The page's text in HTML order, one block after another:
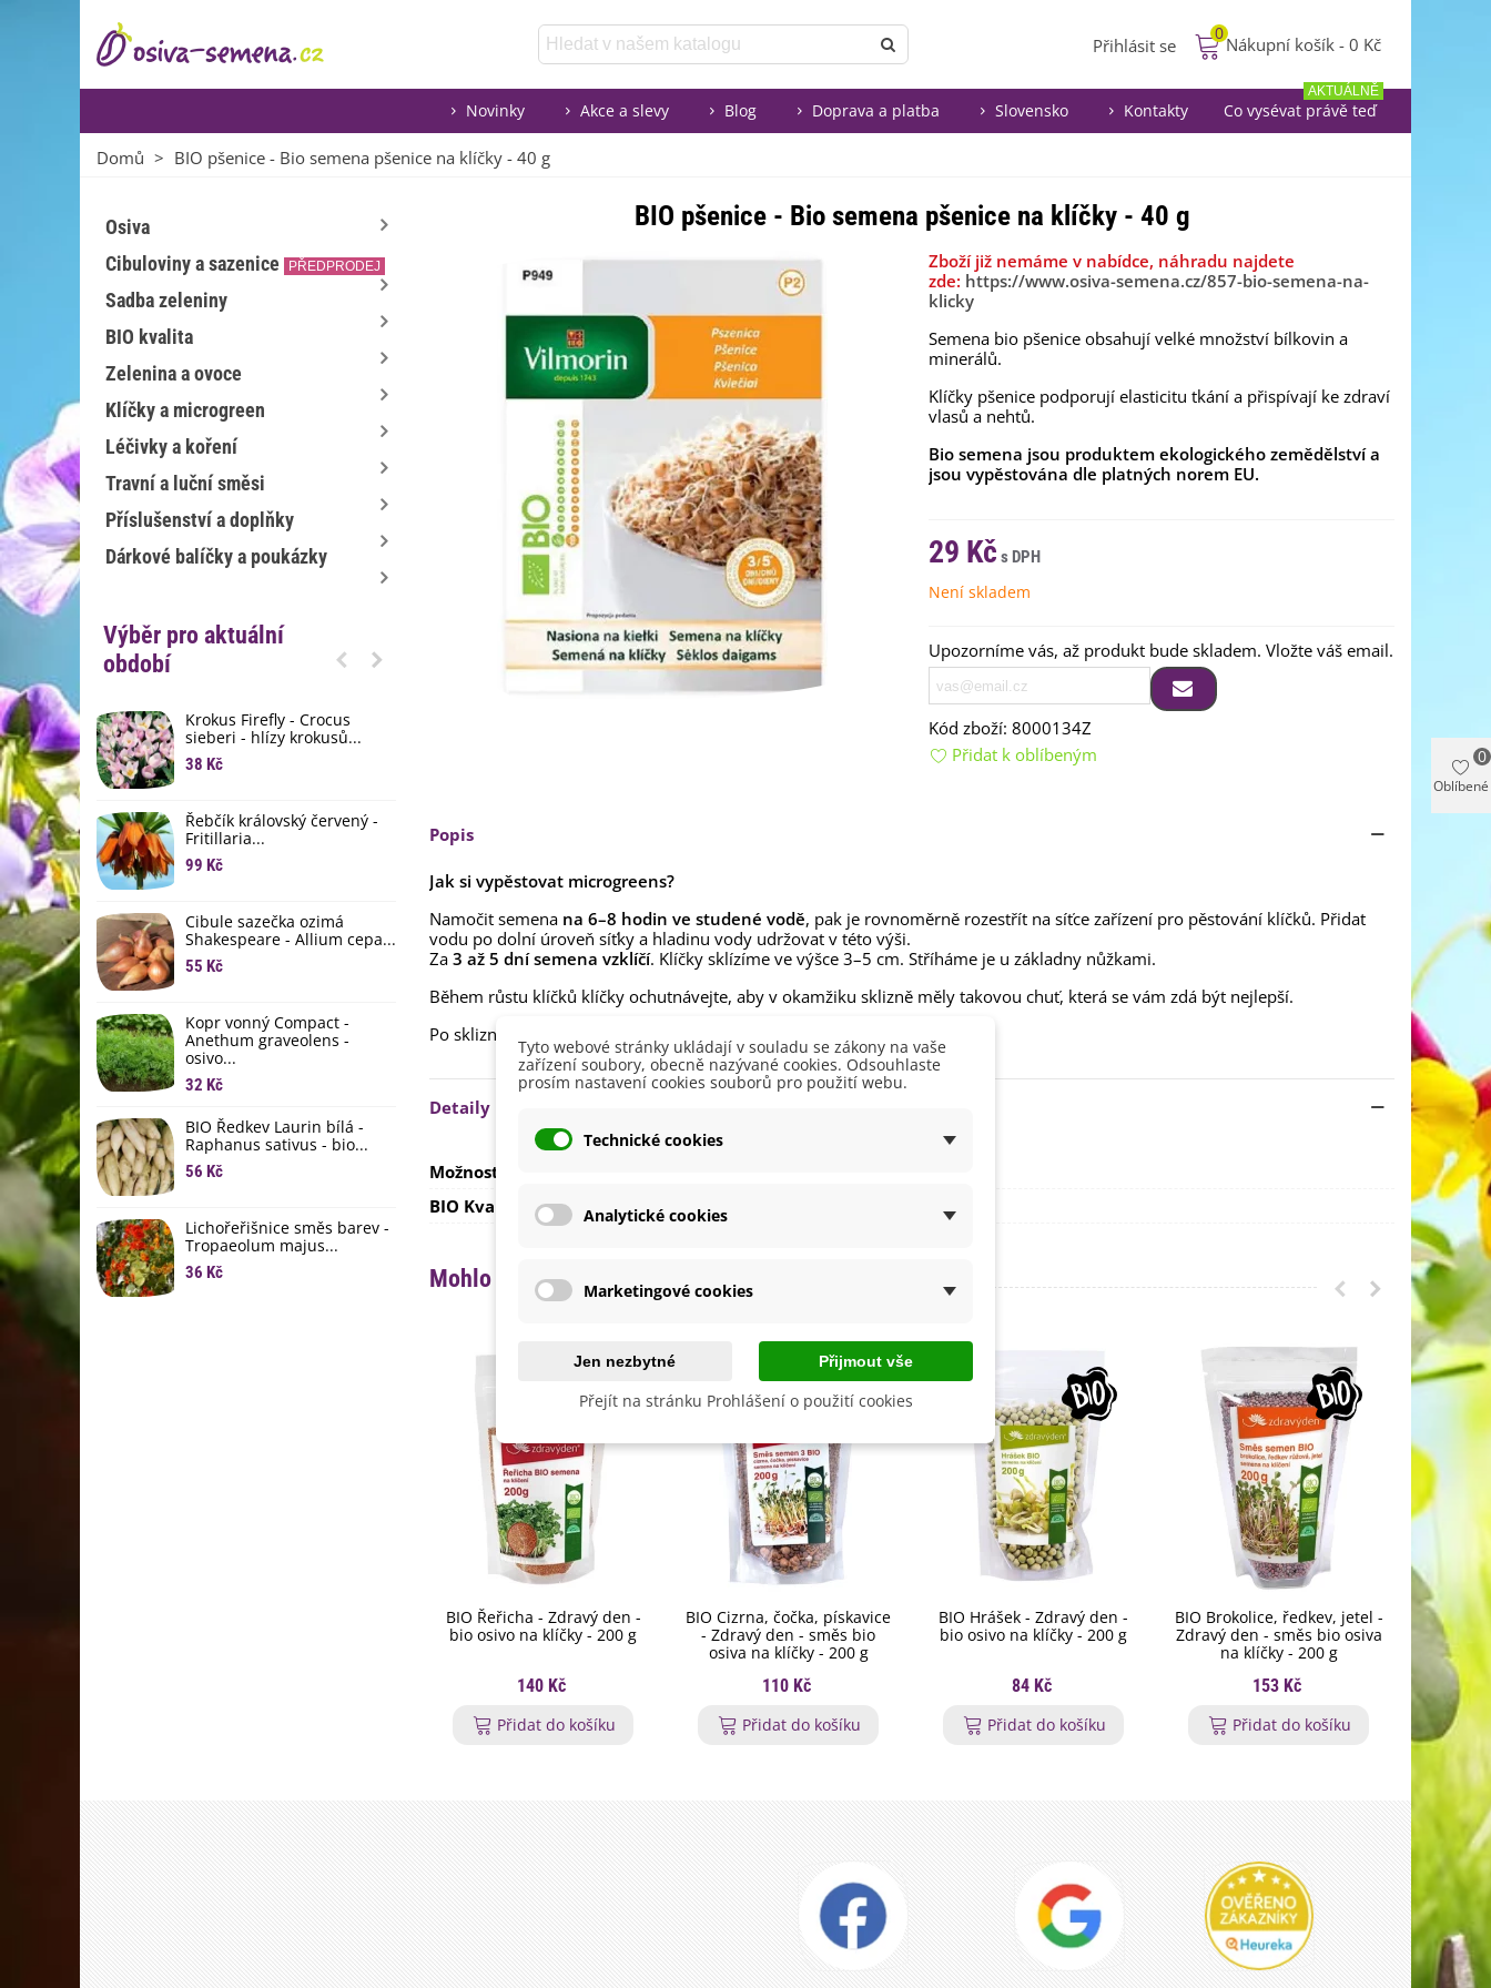
Přihlásit se
0
Nákupní košík - 0 Kč
Novinky Akce a slevy Blog Doprava a platba Slovensko Kontakty Co vysévat právě teď
AKTUÁLNĚ
Domů > BIO pšenice - Bio semena pšenice na klíčky - 40 g
Osiva
Cibuloviny a sazenice
PŘEDPRODEJ
Sadba zeleniny
BIO kvalita
Zelenina a ovoce
Klíčky a microgreen
Léčivky a koření
Travní a luční směsi
Příslušenství a doplňky
Dárkové balíčky a poukázky
Výběr pro aktuální
období
Krokus Firefly - Crocus
sieberi - hlízy krokusů...
38 Kč
Řebčík královský červený -
Fritillaria...
99 Kč
Cibule sazečka ozimá
Shakespeare - Allium cepa...
55 Kč
Kopr vonný Compact -
Anethum graveolens -
osivo...
32 Kč
BIO Ředkev Laurin bílá -
Raphanus sativus - bio...
56 Kč
Lichořeřišnice směs barev -
Tropaeolum majus...
36 Kč
Mrkev pozdní Cidera -
Daucus carota - osivo...
34 Kč
lilií - 1 ks
Begonie plnokvětá žlutá -
Begonia superba -...
60 Kč
Eukalyptus Baby Blue -
Blahovičník - Eukalyptus...
BIO pšenice - Bio semena pšenice na klíčky - 40 g
Zboží již nemáme v nabídce, náhradu najdete
zde: https://www.osiva-semena.cz/857-bio-semena-na-
klicky
Semena bio pšenice obsahují velké množství bílkovin a
minerálů.
Klíčky pšenice podporují elasticitu tkání a přispívají ke zdraví
vlasů a nehtů.
Bio semena jsou produktem ekologického zemědělství a
jsou vypěstována dle platných norem EU.
29 Kč
Není skladem
Upozorníme vás, až produkt bude skladem. Vložte váš email.
Kód zboží: 8000134Z
Přidat k oblíbeným
Popis
Jak si vypěstovat microgreens?
Namočit semena na 6–8 hodin ve studené vodě, pak je rovnoměrně rozestřít na síťce zařízení pro pěstování klíčků. Přidat
vodu po dolní úroveň síťky a hladinu vody udržovat v této výši.
Za 3 až 5 dní semena vzklíčí. Klíčky sklízíme ve výšce 3–5 cm. Stříháme je u základny nůžkami.
Během růstu klíčků klíčky ochutnávejte, aby v okamžiku sklizně měly takovou chuť, která se vám zdá být nejlepší.
Po sklizni můžeme klíčky
Detaily produktu
Možnosti Pěstování
BIO Kvalita
Ano
Mohlo by se také hodit
BIO Řeřicha - Zdravý den -
bio osivo na klíčky - 200 g
140 Kč
Přidat do košíku
BIO Cizrna, čočka, pískavice
- Zdravý den - směs bio
osiva na klíčky - 200 g
110 Kč
Přidat do košíku
BIO Hrášek - Zdravý den -
bio osivo na klíčky - 200 g
84 Kč
Přidat do košíku
BIO Brokolice, ředkev, jetel -
Zdravý den - směs bio osiva
na klíčky - 200 g
153 Kč
Přidat do košíku
BIO
mungo
bio
Oblíbené
0
Tyto webové stránky ukládají v souladu se zákony na vaše
zařízení soubory, obecně nazývané cookies. Odsouhlaste
prosím nastavení cookies souborů pro použití webu.
Technické cookies
Analytické cookies
Marketingové cookies
Jen nezbytné Přijmout vše
Přejít na stránku Prohlášení o použití cookies